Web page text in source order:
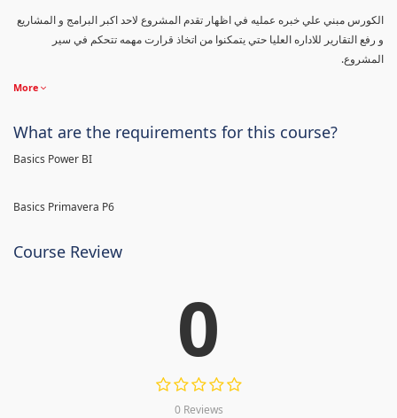
الكورس مبني علي خبره عمليه في اظهار تقدم المشروع لاحد اكبر البرامج و المشاريع
و رفع التقارير للاداره العليا حتي يتمكنوا من اتخاذ قرارت مهمه تتحكم في سير
المشروع.
More
What are the requirements for this course?
Basics Power BI
Basics Primavera P6
Course Review
0
0 Reviews